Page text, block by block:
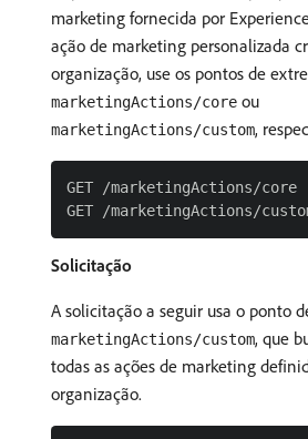
marketing fornecida por
ação de marketing personalizada
organização, use os pontos de
marketingActions/core ou
marketingActions/custom,
GET /marketingActions/core
Solicitação
A solicitação a seguir usa o ponto
marketingActions/custom, que
todas as ações de marketing
organização.